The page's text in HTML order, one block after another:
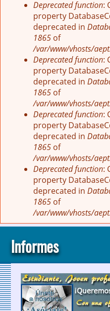
Deprecated function:
property
deprecated in
1865 of
/var/www/vhosts/
Deprecated function:
property
deprecated in
1865 of
/var/www/vhosts/
Deprecated function:
property
deprecated in
1865 of
/var/www/vhosts/
Deprecated function:
property
deprecated in
1865 of
/var/www/vhosts/
Informes